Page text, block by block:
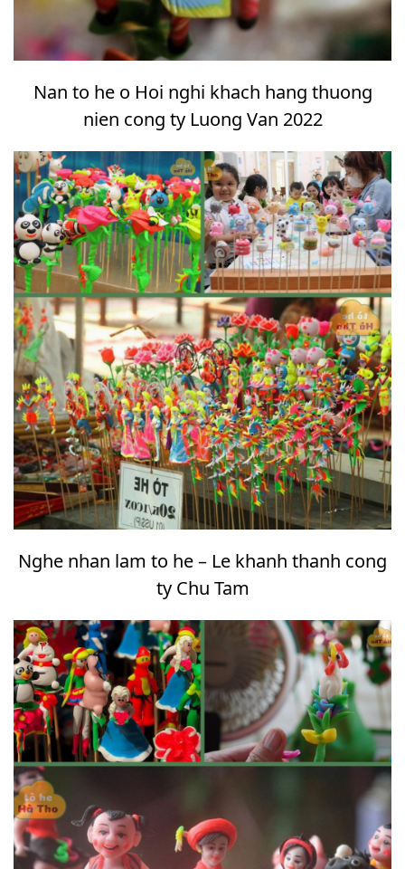
Nan to he o Hoi nghi khach hang thuong
nien cong ty Luong Van 2022
Nghe nhan lam to he – Le khanh thanh cong
ty Chu Tam